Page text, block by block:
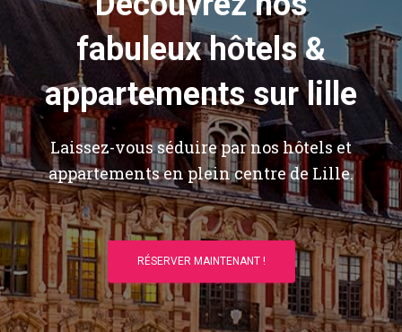
fabuleux hôtels &
appartements sur lille
Laissez-vous séduire par nos hôtels et
appartements en plein centre de Lille.
RÉSERVER MAINTENANT !